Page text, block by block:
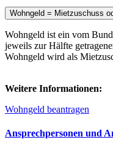
Wohngeld = Mietzuschuss
Wohngeld ist ein vom
jeweils zur Hälfte
Wohngeld wird als
Weitere Informationen:
Wohngeld beantragen
Ansprechpersonen und